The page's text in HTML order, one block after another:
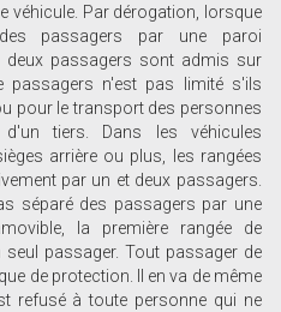
véhicule. Par dérogation, lorsque
passagers par une paroi
deux passagers sont admis sur
passagers n'est pas limité s'ils
pour le transport des personnes
d'un tiers. Dans les véhicules
arrière ou plus, les rangées
par un et deux passagers.
séparé des passagers par une
la première rangée de
passager. Tout passager de
de protection. Il en va de même
refusé à toute personne qui ne